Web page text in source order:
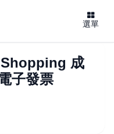
選單
Shopping 成
子發票